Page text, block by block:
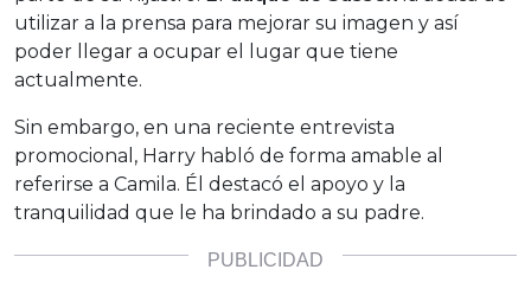
utilizar a la prensa para mejorar su imagen y así
poder llegar a ocupar el lugar que tiene
actualmente.
Sin embargo, en una reciente entrevista
promocional, Harry habló de forma amable al
referirse a Camila. Él destacó el apoyo y la
tranquilidad que le ha brindado a su padre.